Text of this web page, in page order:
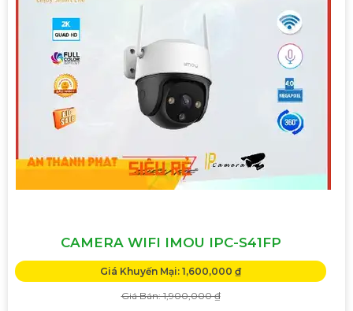
CAMERA WIFI IMOU IPC-S41FP
Giá Khuyến Mại: 1,600,000 ₫
Giá Bán: 1,900,000 ₫